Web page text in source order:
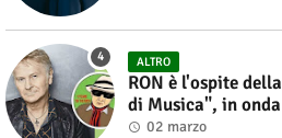
ALTRO
RON è l'ospite
di Musica", in
Alberto Salerno
02 marzo